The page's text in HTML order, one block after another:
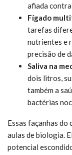
afiada
Fígado
tarefas
nutrientes e
precisão de
Saliva na
dois litros,
também a
bactérias
Essas façanhas do
aulas de biologia.
potencial